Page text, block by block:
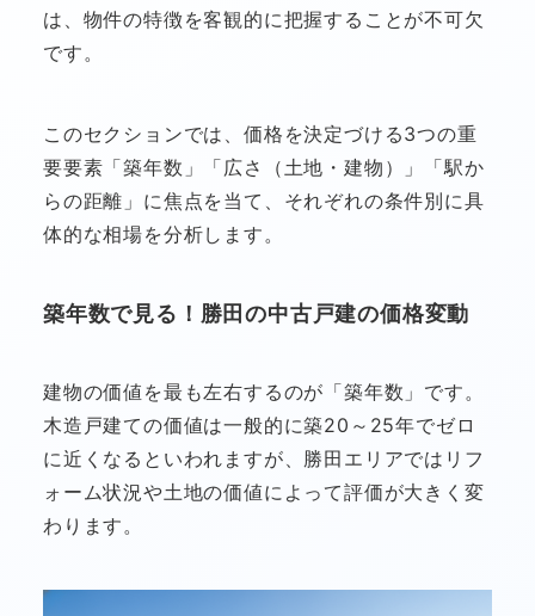
は、物件の特徴を客観的に把握することが不可欠
です。
このセクションでは、価格を決定づける3つの重
要要素「築年数」「広さ（土地・建物）」「駅か
らの距離」に焦点を当て、それぞれの条件別に具
体的な相場を分析します。
築年数で見る！勝田の中古戸建の価格変動
建物の価値を最も左右するのが「築年数」です。
木造戸建ての価値は一般的に築20～25年でゼロ
に近くなるといわれますが、勝田エリアではリフ
ォーム状況や土地の価値によって評価が大きく変
わります。